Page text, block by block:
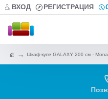
ВХОД РЕГИСТРАЦИЯ
Шкаф-купе GALAXY 200 см -